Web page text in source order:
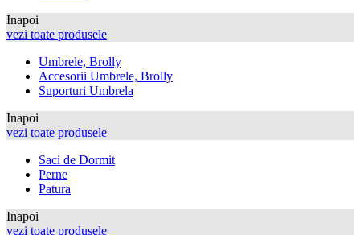
Inapoi
vezi toate produsele
Umbrele, Brolly
Accesorii Umbrele, Brolly
Suporturi Umbrela
Inapoi
vezi toate produsele
Saci de Dormit
Perne
Patura
Inapoi
vezi toate produsele